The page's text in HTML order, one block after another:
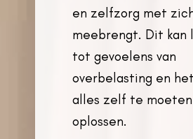
en zelfzorg met
meebrengt. Dit kan
tot gevoelens van
overbelasting en
alles zelf te moeten
oplossen.